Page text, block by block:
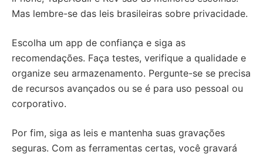
Mas lembre-se das leis brasileiras sobre privacidade.
Escolha um app de confiança e siga as
recomendações. Faça testes, verifique a qualidade e
organize seu armazenamento. Pergunte-se se precisa
de recursos avançados ou se é para uso pessoal ou
corporativo.
Por fim, siga as leis e mantenha suas gravações
seguras. Com as ferramentas certas, você gravará